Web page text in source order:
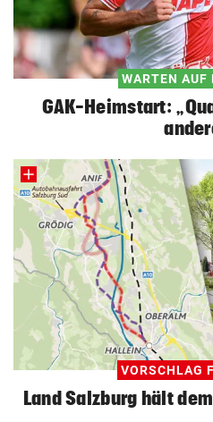
WARTEN AUF
GAK-Heimstart:
VORSCHLAG
Land Salzburg hält